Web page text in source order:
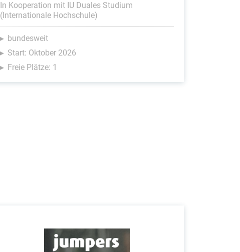
In Kooperation mit IU Duales Studium
(Internationale Hochschule)
bundesweit
Start: Oktober 2026
Freie Plätze: 1